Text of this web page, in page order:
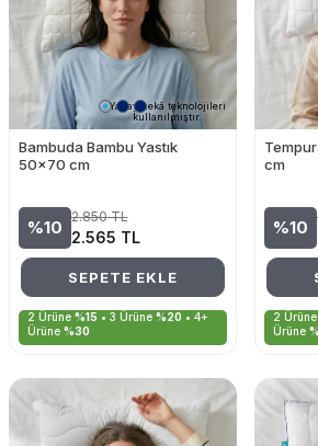
Yapay zekâ teknolojileri
kullanılmıştır.
Bambuda Bambu Yastık
50x70 cm
%10
2.850TL
2.565 TL
SEPETE EKLE
2 Ürüne %15 • 3 Ürüne %20 • 4+
Ürüne %30
cm
%10
2 Ürüne
Ürüne